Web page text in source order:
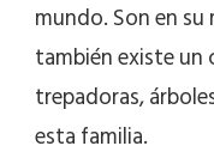
mundo. Son en
también existe
trepadoras,
esta familia.